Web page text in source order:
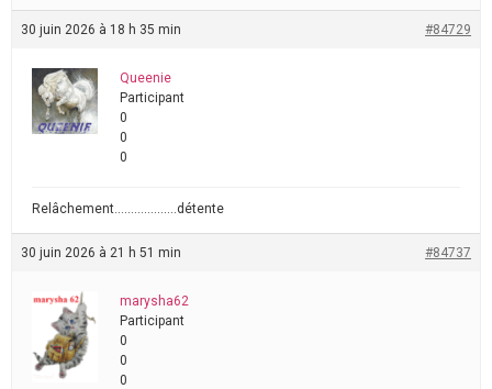
30 juin 2026 à 18 h 35 min #84729
Queenie
Participant
0
0
0
Relâchement……………….détente
30 juin 2026 à 21 h 51 min #84737
marysha62
Participant
0
0
0